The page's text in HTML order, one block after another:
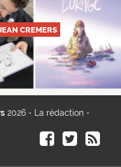
CREMERS
2026 - La rédaction -